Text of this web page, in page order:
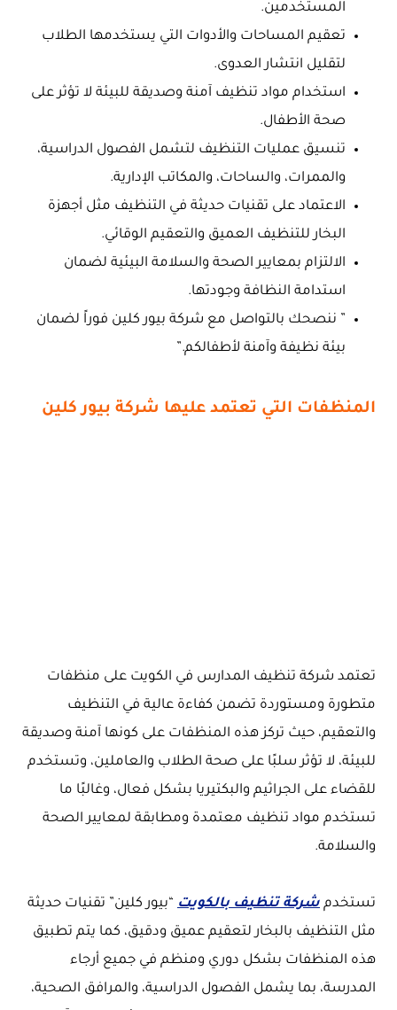
المستخدمين.
تعقيم المساحات والأدوات التي يستخدمها الطلاب
لتقليل انتشار العدوى.
استخدام مواد تنظيف آمنة وصديقة للبيئة لا تؤثر على
صحة الأطفال.
تنسيق عمليات التنظيف لتشمل الفصول الدراسية،
والممرات، والساحات، والمكاتب الإدارية.
الاعتماد على تقنيات حديثة في التنظيف مثل أجهزة
البخار للتنظيف العميق والتعقيم الوقائي.
الالتزام بمعايير الصحة والسلامة البيئية لضمان
استدامة النظافة وجودتها.
” ننصحك بالتواصل مع شركة بيور كلين فوراً لضمان
بيئة نظيفة وآمنة لأطفالكم.”
المنظفات التي تعتمد عليها شركة بيور كلين
تعتمد شركة تنظيف المدارس في الكويت على منظفات
متطورة ومستوردة تضمن كفاءة عالية في التنظيف
والتعقيم، حيث تركز هذه المنظفات على كونها آمنة وصديقة
للبيئة، لا تؤثر سلبًا على صحة الطلاب والعاملين، وتستخدم
للقضاء على الجراثيم والبكتيريا بشكل فعال، وغالبًا ما
تستخدم مواد تنظيف معتمدة ومطابقة لمعايير الصحة
والسلامة.
تستخدم شركة تنظيف بالكويت “بيور كلين” تقنيات حديثة
مثل التنظيف بالبخار لتعقيم عميق ودقيق، كما يتم تطبيق
هذه المنظفات بشكل دوري ومنظم في جميع أرجاء
المدرسة، بما يشمل الفصول الدراسية، والمرافق الصحية،